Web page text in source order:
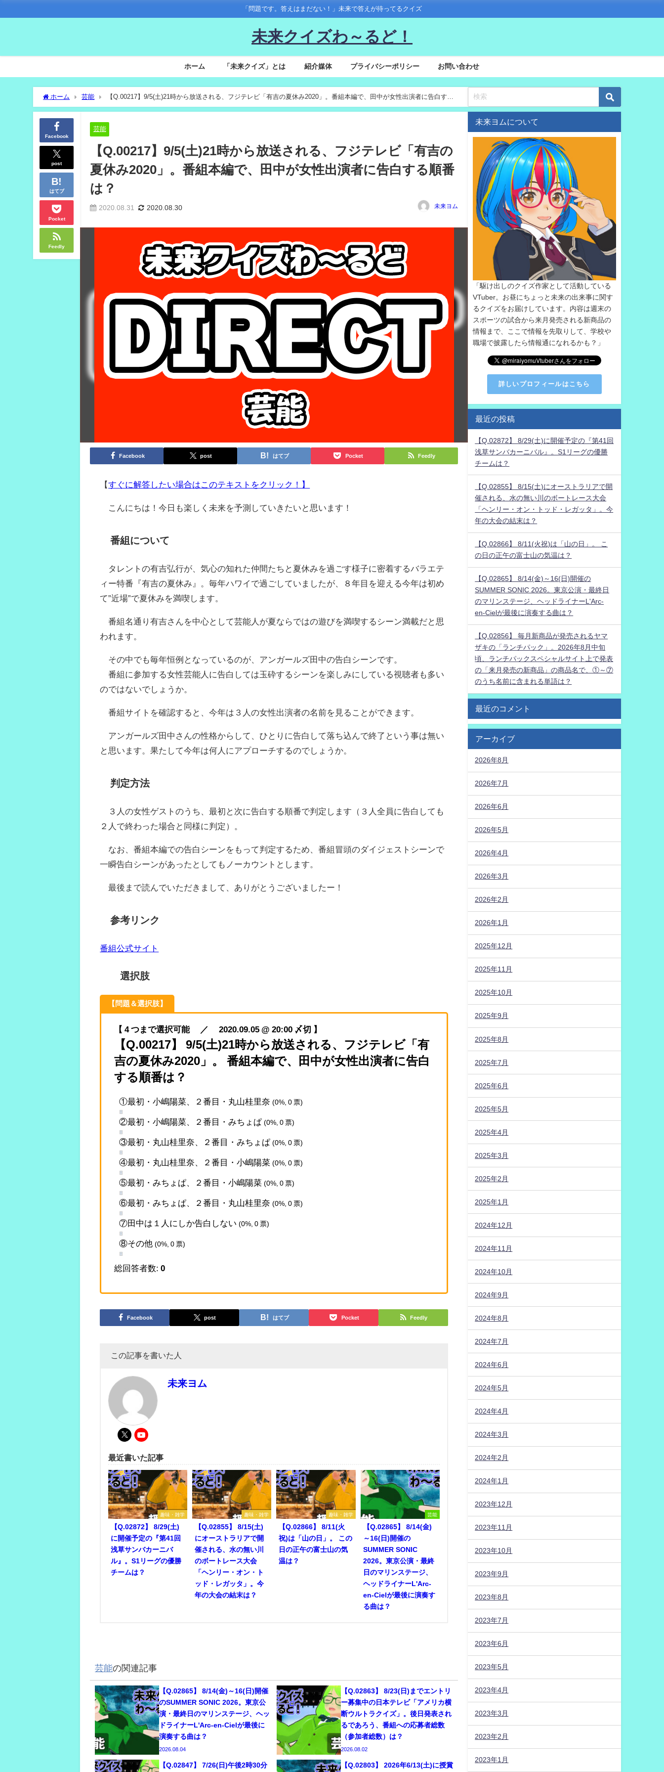
「問題です。答えはまだない！」未来で答えが待ってるクイズ
未来クイズわ～るど！
ホーム 「未来クイズ」とは 紹介媒体 プライバシーポリシー お問い合わせ
ホーム 芸能
【Q.00217】9/5(土)21時から放送される、フジテレビ「有吉の夏休み2020」。番組本編で、田中が女性出演者に告白する
順番は？
Facebook
post
はてブ
Pocket
Feedly
芸能
【Q.00217】9/5(土)21時から放送される、フジテレビ「有吉の
夏休み2020」。番組本編で、田中が女性出演者に告白する順番
は？
2020.08.31 2020.08.30 未来ヨム
Facebook post はてブ Pocket Feedly
【すぐに解答したい場合はこのテキストをクリック！】
こんにちは！今日も楽しく未来を予測していきたいと思います！
番組について
タレントの有吉弘行が、気心の知れた仲間たちと夏休みを過ごす様子に密着するバラエテ
ィー特番『有吉の夏休み』。毎年ハワイで過ごしていましたが、８年目を迎える今年は初め
て”近場”で夏休みを満喫します。
番組名通り有吉さんを中心として芸能人が夏ならではの遊びを満喫するシーン満載だと思
われます。
その中でも毎年恒例となっているのが、アンガールズ田中の告白シーンです。
番組に参加する女性芸能人に告白しては玉砕するシーンを楽しみにしている視聴者も多い
のではないでしょうか。
番組サイトを確認すると、今年は３人の女性出演者の名前を見ることができます。
アンガールズ田中さんの性格からして、ひとりに告白して落ち込んで終了という事は無い
と思います。果たして今年は何人にアプローチするのでしょうか。
判定方法
３人の女性ゲストのうち、最初と次に告白する順番で判定します（３人全員に告白しても
２人で終わった場合と同様に判定）。
なお、番組本編での告白シーンをもって判定するため、番組冒頭のダイジェストシーンで
一瞬告白シーンがあったとしてもノーカウントとします。
最後まで読んでいただきまして、ありがとうございましたー！
参考リンク
番組公式サイト
選択肢
【問題＆選択肢】
【 4 つまで選択可能 ／ 2020.09.05 @ 20:00 〆切 】
【Q.00217】 9/5(土)21時から放送される、フジテレビ「有
吉の夏休み2020」。 番組本編で、田中が女性出演者に告白
する順番は？
①最初・小嶋陽菜、２番目・丸山桂里奈 (0%, 0 票)
②最初・小嶋陽菜、２番目・みちょぱ (0%, 0 票)
③最初・丸山桂里奈、２番目・みちょぱ (0%, 0 票)
④最初・丸山桂里奈、２番目・小嶋陽菜 (0%, 0 票)
⑤最初・みちょぱ、２番目・小嶋陽菜 (0%, 0 票)
⑥最初・みちょぱ、２番目・丸山桂里奈 (0%, 0 票)
⑦田中は１人にしか告白しない (0%, 0 票)
⑧その他 (0%, 0 票)
総回答者数: 0
Facebook post はてブ Pocket Feedly
この記事を書いた人
未来ヨム
最近書いた記事
趣味・雑学
【Q.02872】 8/29(土)
に開催予定の『第41回
浅草サンバカーニバ
ル』。S1リーグの優勝
チームは？
趣味・雑学
【Q.02855】 8/15(土)
にオーストラリアで開
催される、水の無い川
のボートレース大会
「ヘンリー・オン・ト
ッド・レガッタ」。今
年の大会の結末は？
趣味・雑学
【Q.02866】 8/11(火
祝)は「山の日」。 この
日の正午の富士山の気
温は？
芸能
【Q.02865】 8/14(金)
～16(日)開催の
SUMMER SONIC
2026。東京公演・最終
日のマリンステージ、
ヘッドライナーL'Arc-
en-Cielが最後に演奏す
る曲は？
芸能の関連記事
【Q.02865】 8/14(金)～16(日)開催
のSUMMER SONIC 2026。東京公
演・最終日のマリンステージ、ヘッ
ドライナーL'Arc-en-Cielが最後に
演奏する曲は？
2026.08.04
【Q.02863】 8/23(日)までエントリ
ー募集中の日本テレビ「アメリカ横
断ウルトラクイズ」。後日発表され
るであろう、番組への応募者総数
（参加者総数）は？
2026.08.02
【Q.02847】 7/26(日)午後2時30分 【Q.02803】 2026年6/13(土)に授賞
未来ヨムについて
「駆け出しのクイズ作家として活動している
VTuber。お昼にちょっと未来の出来事に関す
るクイズをお届けしています。内容は週末の
スポーツの試合から来月発売される新商品の
情報まで、ここで情報を先取りして、学校や
職場で披露したら情報通になれるかも？」
詳しいプロフィールはこちら
最近の投稿
【Q.02872】 8/29(土)に開催予定の『第41回
浅草サンバカーニバル』。S1リーグの優勝
チームは？
【Q.02855】 8/15(土)にオーストラリアで開
催される、水の無い川のボートレース大会
「ヘンリー・オン・トッド・レガッタ」。今
年の大会の結末は？
【Q.02866】 8/11(火祝)は「山の日」。 こ
の日の正午の富士山の気温は？
【Q.02865】 8/14(金)～16(日)開催の
SUMMER SONIC 2026。東京公演・最終日
のマリンステージ、ヘッドライナーL'Arc-
en-Cielが最後に演奏する曲は？
【Q.02856】 毎月新商品が発売されるヤマ
ザキの「ランチパック」。2026年8月中旬
頃、ランチパックスペシャルサイト上で発表
の「来月発売の新商品」の商品名で、①～⑦
のうち名前に含まれる単語は？
最近のコメント
アーカイブ
2026年8月
2026年7月
2026年6月
2026年5月
2026年4月
2026年3月
2026年2月
2026年1月
2025年12月
2025年11月
2025年10月
2025年9月
2025年8月
2025年7月
2025年6月
2025年5月
2025年4月
2025年3月
2025年2月
2025年1月
2024年12月
2024年11月
2024年10月
2024年9月
2024年8月
2024年7月
2024年6月
2024年5月
2024年4月
2024年3月
2024年2月
2024年1月
2023年12月
2023年11月
2023年10月
2023年9月
2023年8月
2023年7月
2023年6月
2023年5月
2023年4月
2023年3月
2023年2月
2023年1月